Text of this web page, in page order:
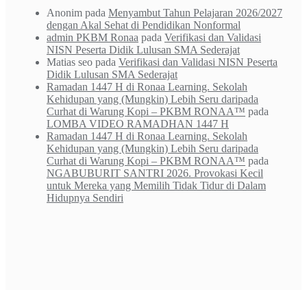
Anonim pada Menyambut Tahun Pelajaran 2026/2027
dengan Akal Sehat di Pendidikan Nonformal
admin PKBM Ronaa pada Verifikasi dan Validasi
NISN Peserta Didik Lulusan SMA Sederajat
Matias seo pada Verifikasi dan Validasi NISN Peserta
Didik Lulusan SMA Sederajat
Ramadan 1447 H di Ronaa Learning. Sekolah
Kehidupan yang (Mungkin) Lebih Seru daripada
Curhat di Warung Kopi – PKBM RONAA™ pada
LOMBA VIDEO RAMADHAN 1447 H
Ramadan 1447 H di Ronaa Learning. Sekolah
Kehidupan yang (Mungkin) Lebih Seru daripada
Curhat di Warung Kopi – PKBM RONAA™ pada
NGABUBURIT SANTRI 2026. Provokasi Kecil
untuk Mereka yang Memilih Tidak Tidur di Dalam
Hidupnya Sendiri